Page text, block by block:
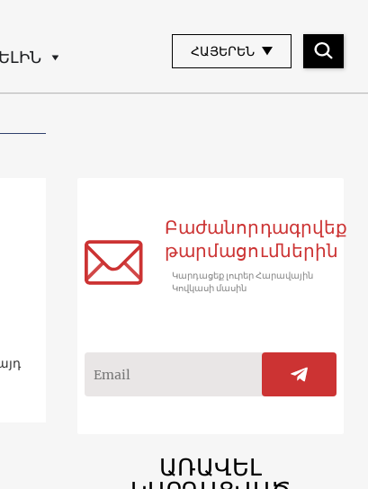
ՀԱՅԵՐԵՆ
Բաժանորդագրվեք
թարմացումներին
Կարդացեք լուրեր Հարավային
Կովկասի մասին
ԱՌԱՎԵԼ